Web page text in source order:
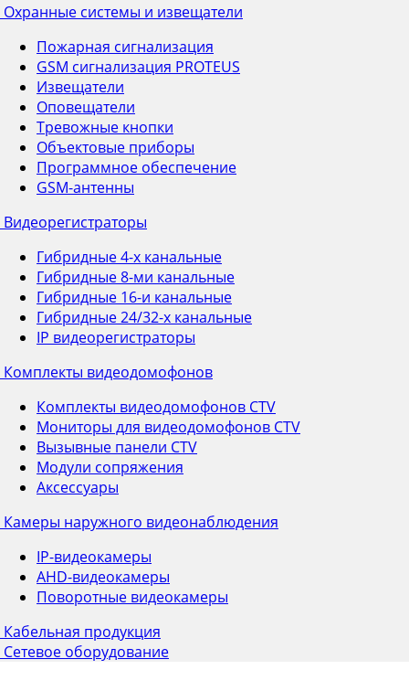
Охранные системы и извещатели
Пожарная сигнализация
GSM сигнализация PROTEUS
Извещатели
Оповещатели
Тревожные кнопки
Объектовые приборы
Программное обеспечение
GSM-антенны
Видеорегистраторы
Гибридные 4-х канальные
Гибридные 8-ми канальные
Гибридные 16-и канальные
Гибридные 24/32-х канальные
IP видеорегистраторы
Комплекты видеодомофонов
Комплекты видеодомофонов CTV
Мониторы для видеодомофонов CTV
Вызывные панели CTV
Модули сопряжения
Аксессуары
Камеры наружного видеонаблюдения
IP-видеокамеры
AHD-видеокамеры
Поворотные видеокамеры
Кабельная продукция
Сетевое оборудование